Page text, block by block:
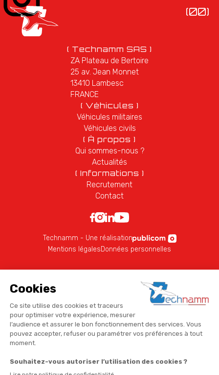
(00)
( Technamm SAS )
ZA Plateau de Bertoire
25 av. Jean Monnet
13410 Lambesc
FRANCE
( Véhicules )
Véhicules militaires
Véhicules civils
( À propos )
Qui sommes-nous ?
Actualités
( Informations )
Recrutement
Contact
Technamm - Une réalisation
Mentions légalesDonnées personnelles